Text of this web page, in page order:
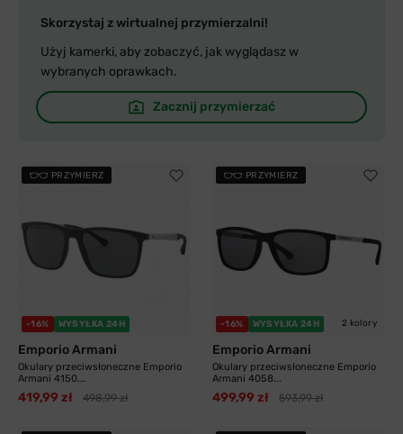
Skorzystaj z wirtualnej przymierzalni!
Użyj kamerki, aby zobaczyć, jak wyglądasz w
wybranych oprawkach.
Zacznij przymierzać
PRZYMIERZ
-16% WYSYŁKA 24H
Emporio Armani
Okulary przeciwsłoneczne Emporio
Armani 4150...
419,99 zł 498,99 zł
PRZYMIERZ
-16% WYSYŁKA 24H 2 kolory
Emporio Armani
Okulary przeciwsłoneczne Emporio
Armani 4058...
499,99 zł 593,99 zł